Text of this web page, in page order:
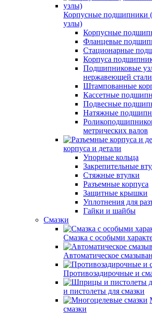
Корпусные подшипники
узлы)
Корпусные
Фланцевые
Стационарные
Корпуса
Подшипниковые
нержавеющей стали
Штампованные
Кассетные
Подвесные
Натяжные
метрических валов
корпуса и детали
Упорные кольца
Закрепительные
Стяжные втулки
Разъемные корпуса
Защитные крышки
Уплотнения для
Гайки и шайбы
Смазки
Смазка с особыми
Автоматическое
Противозадирочные и
и пистолеты для смазки
смазки